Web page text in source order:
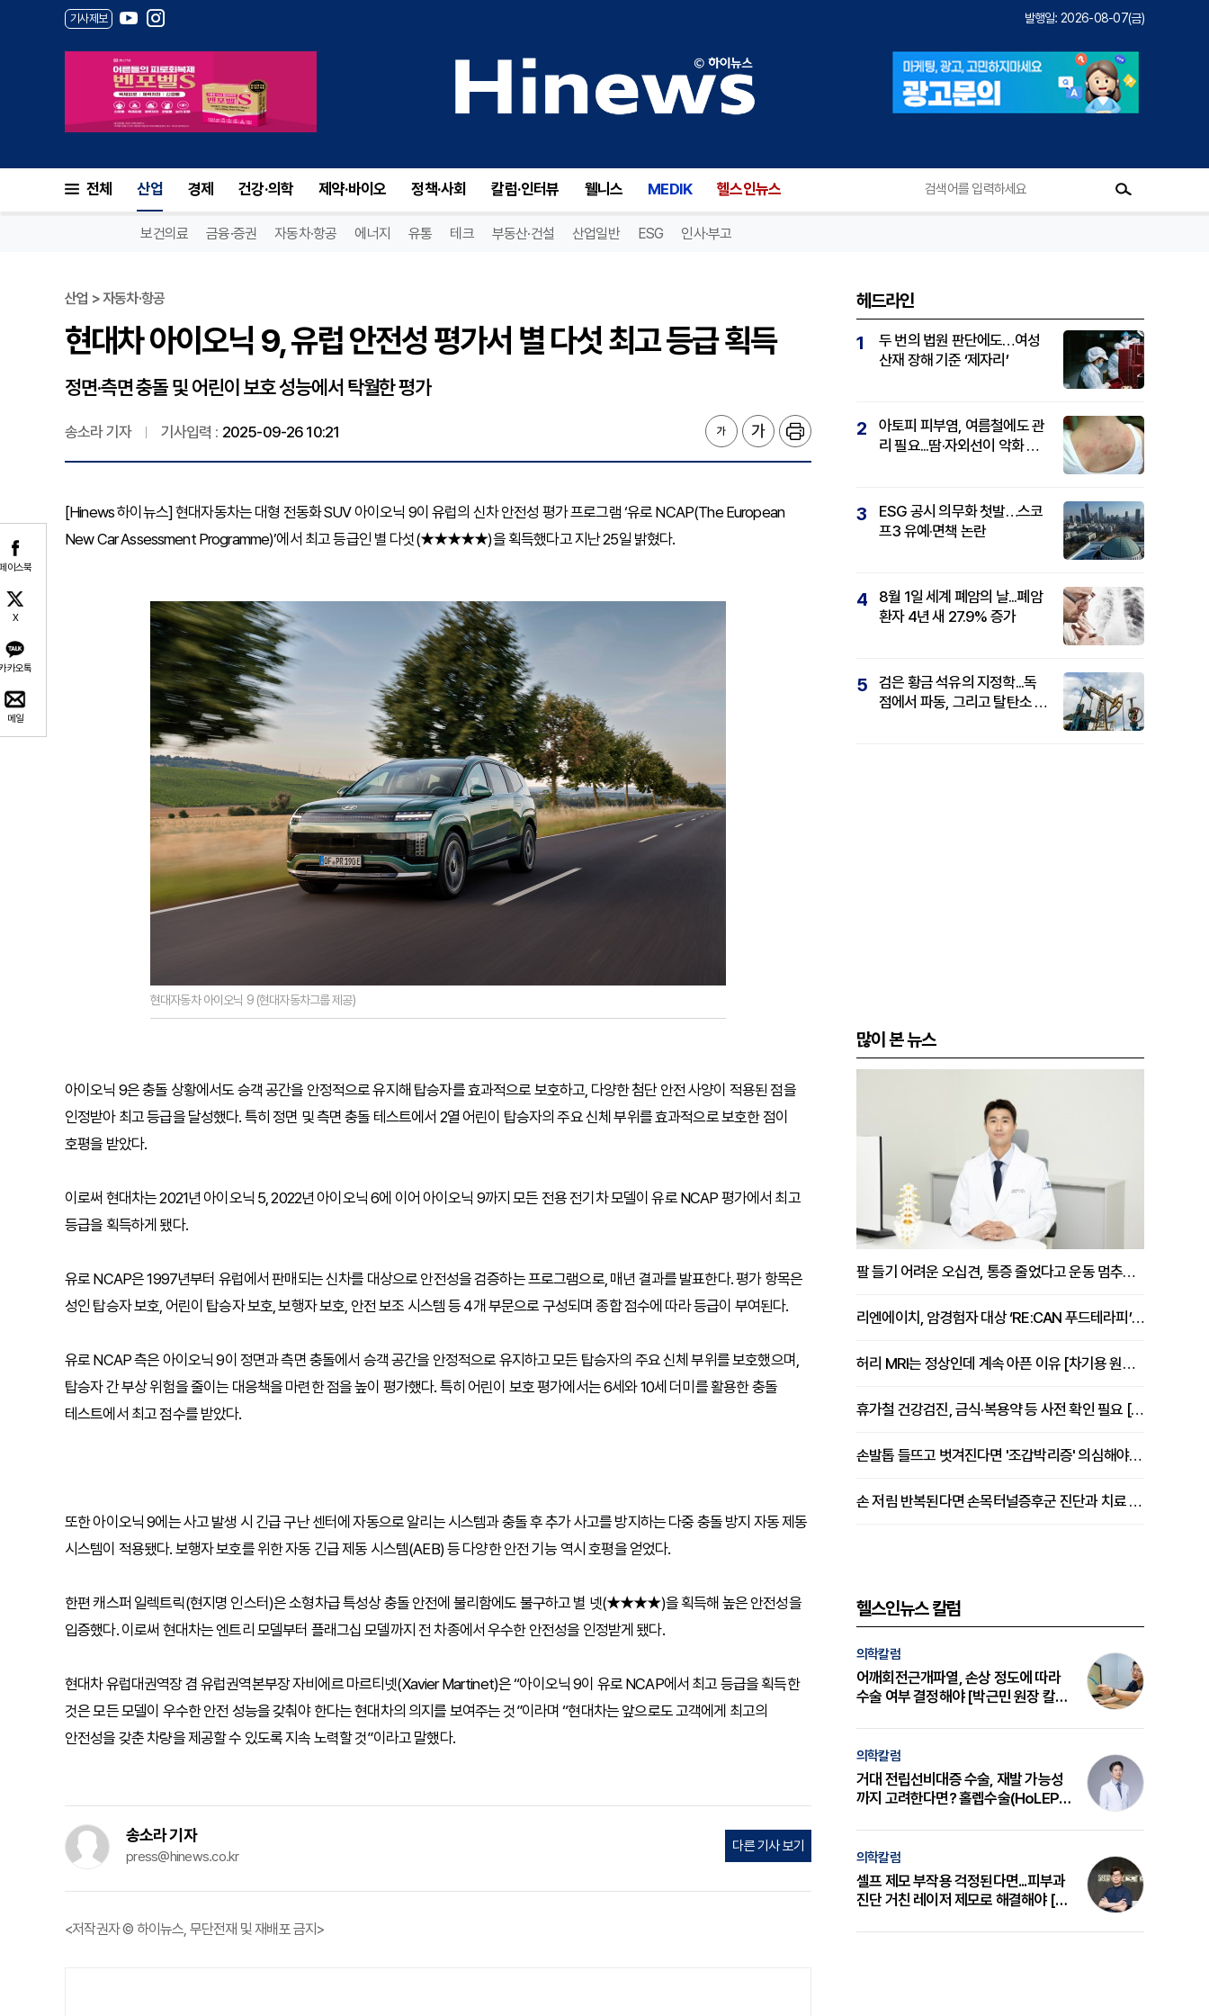
기사제보 발행일: 2026-08-07(금)
전체 산업 경제 건강·의학 제약·바이오 정책·사회 칼럼·인터뷰 웰니스 MEDIK 헬스인뉴스
보건의료 금융·증권 자동차·항공 에너지 유통 테크 부동산·건설 산업일반 ESG 인사·부고
이스북
X
카오톡
메일
산업 > 자동차·항공
현대차 아이오닉 9, 유럽 안전성 평가서 별 다섯 최고 등급 획득
정면·측면 충돌 및 어린이 보호 성능에서 탁월한 평가
송소라 기자 기사입력 : 2025-09-26 10:21
[Hinews 하이뉴스] 현대자동차는 대형 전동화 SUV 아이오닉 9이 유럽의 신차 안전성 평가 프로그램 ‘유로 NCAP(The European
New Car Assessment Programme)’에서 최고 등급인 별 다섯(★★★★★)을 획득했다고 지난 25일 밝혔다.
현대자동차 아이오닉 9 (현대자동차그룹 제공)
아이오닉 9은 충돌 상황에서도 승객 공간을 안정적으로 유지해 탑승자를 효과적으로 보호하고, 다양한 첨단 안전 사양이 적용된 점을
인정받아 최고 등급을 달성했다. 특히 정면 및 측면 충돌 테스트에서 2열 어린이 탑승자의 주요 신체 부위를 효과적으로 보호한 점이
호평을 받았다.
이로써 현대차는 2021년 아이오닉 5, 2022년 아이오닉 6에 이어 아이오닉 9까지 모든 전용 전기차 모델이 유로 NCAP 평가에서 최고
등급을 획득하게 됐다.
유로 NCAP은 1997년부터 유럽에서 판매되는 신차를 대상으로 안전성을 검증하는 프로그램으로, 매년 결과를 발표한다. 평가 항목은
성인 탑승자 보호, 어린이 탑승자 보호, 보행자 보호, 안전 보조 시스템 등 4개 부문으로 구성되며 종합 점수에 따라 등급이 부여된다.
유로 NCAP 측은 아이오닉 9이 정면과 측면 충돌에서 승객 공간을 안정적으로 유지하고 모든 탑승자의 주요 신체 부위를 보호했으며,
탑승자 간 부상 위험을 줄이는 대응책을 마련한 점을 높이 평가했다. 특히 어린이 보호 평가에서는 6세와 10세 더미를 활용한 충돌
테스트에서 최고 점수를 받았다.
또한 아이오닉 9에는 사고 발생 시 긴급 구난 센터에 자동으로 알리는 시스템과 충돌 후 추가 사고를 방지하는 다중 충돌 방지 자동 제동
시스템이 적용됐다. 보행자 보호를 위한 자동 긴급 제동 시스템(AEB) 등 다양한 안전 기능 역시 호평을 얻었다.
한편 캐스퍼 일렉트릭(현지명 인스터)은 소형차급 특성상 충돌 안전에 불리함에도 불구하고 별 넷(★★★★)을 획득해 높은 안전성을
입증했다. 이로써 현대차는 엔트리 모델부터 플래그십 모델까지 전 차종에서 우수한 안전성을 인정받게 됐다.
현대차 유럽대권역장 겸 유럽권역본부장 자비에르 마르티넷(Xavier Martinet)은 “아이오닉 9이 유로 NCAP에서 최고 등급을 획득한
것은 모든 모델이 우수한 안전 성능을 갖춰야 한다는 현대차의 의지를 보여주는 것”이라며 “현대차는 앞으로도 고객에게 최고의
안전성을 갖춘 차량을 제공할 수 있도록 지속 노력할 것”이라고 말했다.
송소라 기자
press@hinews.co.kr
다른 기사 보기
<저작권자 © 하이뉴스, 무단전재 및 재배포 금지>
헤드라인
1
두 번의 법원 판단에도…여성
산재 장해 기준 ‘제자리’
2
아토피 피부염, 여름철에도 관
리 필요...땀·자외선이 악화 요
3
ESG 공시 의무화 첫발…스코
프3 유예·면책 논란
4
8월 1일 세계 폐암의 날...폐암
환자 4년 새 27.9% 증가
5
검은 황금 석유의 지정학...독
점에서 파동, 그리고 탈탄소 패
많이 본 뉴스
팔 들기 어려운 오십견, 통증 줄었다고 운동 멈추면 안 되는 이유 [이병욱 원장 칼럼]
리엔에이치, 암경험자 대상 ‘RE:CAN 푸드테라피’ 운영
허리 MRI는 정상인데 계속 아픈 이유 [차기용 원장 칼럼]
휴가철 건강검진, 금식·복용약 등 사전 확인 필요 [정도감 원장 칼럼]
손발톱 들뜨고 벗겨진다면 '조갑박리증' 의심해야 [김철윤 원장 칼럼]
손 저림 반복된다면 손목터널증후군 진단과 치료 시기 살펴야 [김동현 원장 칼럼]
헬스인뉴스 칼럼
의학칼럼
어깨회전근개파열, 손상 정도에 따라
수술 여부 결정해야 [박근민 원장 칼
의학칼럼
거대 전립선비대증 수술, 재발 가능성
까지 고려한다면? 홀렙수술(HoLEP)
의학칼럼
셀프 제모 부작용 걱정된다면...피부과
진단 거친 레이저 제모로 해결해야 [변